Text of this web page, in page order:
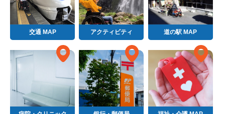
交通 MAP アクティビティ 道の駅 MAP